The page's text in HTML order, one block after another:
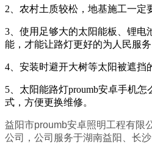
2、农村土质较松，地基施工一定要
3、使用足够大的太阳能板、锂电池
能，才能让路灯更好的为人民服务
4、安装时避开大树等太阳被遮挡的
5、太阳能路灯proumb安卓手
式，方便更换维修。
益阳市proumb安卓照明工程有限
公司，公司服务于湖南益阳、长沙